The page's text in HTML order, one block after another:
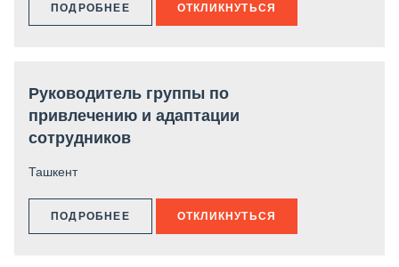
ПОДРОБНЕЕ ОТКЛИКНУТЬСЯ
Руководитель группы по
привлечению и адаптации
сотрудников
Ташкент
ПОДРОБНЕЕ ОТКЛИКНУТЬСЯ